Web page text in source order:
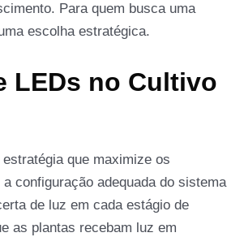
Para quem busca uma
escolha estratégica.
LEDs no Cultivo
que maximize os
configuração adequada do sistema
de luz em cada estágio de
as plantas recebam luz em